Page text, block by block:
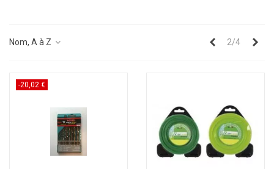
Nom, A à Z Précédent
2/4
-20,02 €